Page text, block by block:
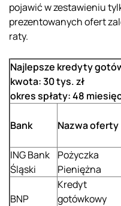
pojawić w zestawieniu
prezentowanych ofert
raty.
Najlepsze kredyty
kwota: 30 tys. zł
okres spłaty: 48
Bank Nazwa oferty
ING Bank
Śląski
Pożyczka
Pieniężna
BNP
Kredyt
gotówkowy